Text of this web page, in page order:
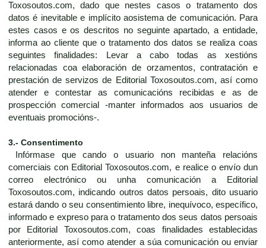
Toxosoutos.com, dado que nestes casos o tratamento dos
datos é inevitable e implícito aosistema de comunicación. Para
estes casos e os descritos no seguinte apartado, a entidade,
informa ao cliente que o tratamento dos datos se realiza coas
seguintes finalidades: Levar a cabo todas as xestións
relacionadas coa elaboración de orzamentos, contratación e
prestación de servizos de Editorial Toxosoutos.com, así como
atender e contestar as comunicacións recibidas e as de
prospección comercial -manter informados aos usuarios de
eventuais promocións-.
3.- Consentimento
Infórmase que cando o usuario non manteña relacións
comerciais con Editorial Toxosoutos.com, e realice o envío dun
correo electrónico ou unha comunicación a Editorial
Toxosoutos.com, indicando outros datos persoais, dito usuario
estará dando o seu consentimiento libre, inequívoco, específico,
informado e expreso para o tratamento dos seus datos persoais
por Editorial Toxosoutos.com, coas finalidades establecidas
anteriormente, así como atender a súa comunicación ou enviar